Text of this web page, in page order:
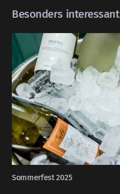
Besonders interessant
Sommerfest 2025